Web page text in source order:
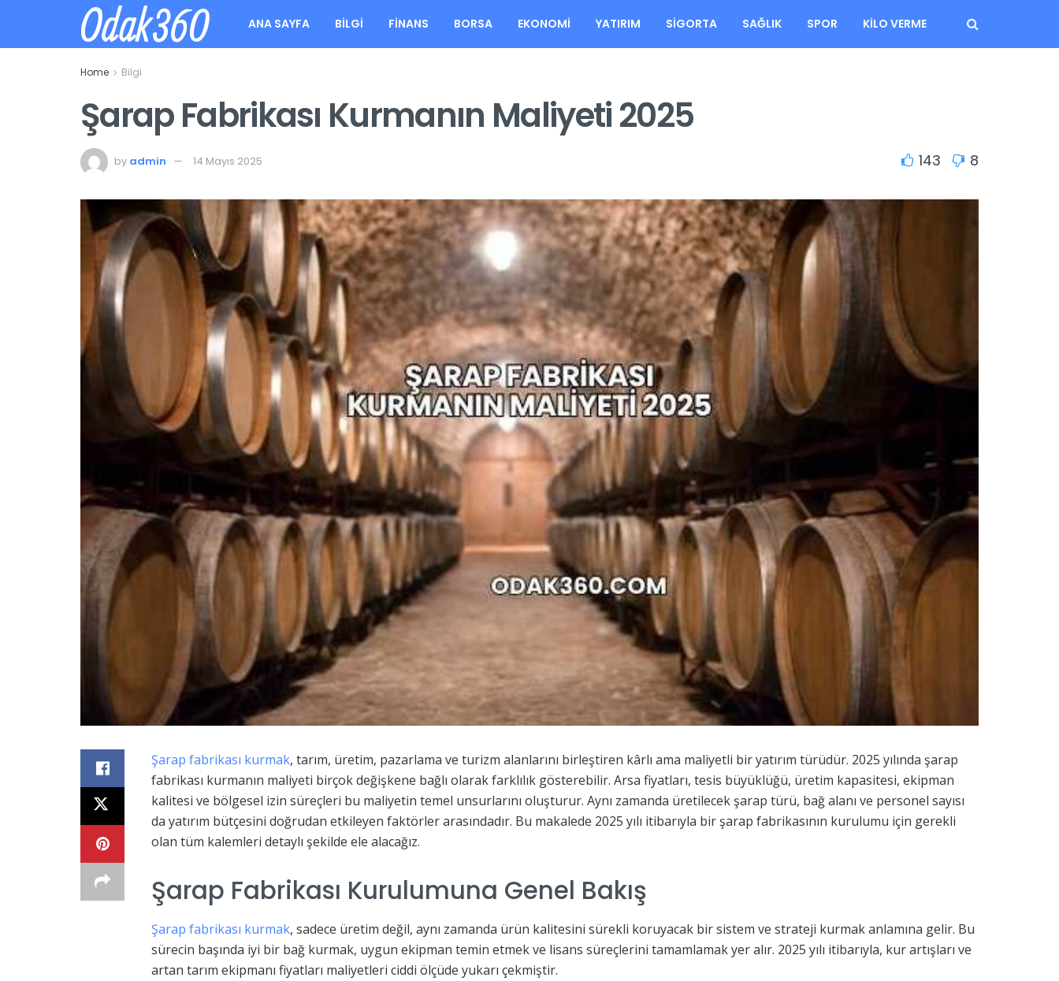
Odak360 ANA SAYFA BILGI FINANS BORSA EKONOMI YATIRIM SIGORTA SAĞLIK SPOR KILO VERME
Home Bilgi
Şarap Fabrikası Kurmanın Maliyeti 2025
by admin 14 Mayıs 2025 143 8
Şarap fabrikası kurmak, tarım, üretim, pazarlama ve turizm alanlarını birleştiren kârlı ama maliyetli bir yatırım türüdür. 2025 yılında şarap
fabrikası kurmanın maliyeti birçok değişkene bağlı olarak farklılık gösterebilir. Arsa fiyatları, tesis büyüklüğü, üretim kapasitesi, ekipman
kalitesi ve bölgesel izin süreçleri bu maliyetin temel unsurlarını oluşturur. Aynı zamanda üretilecek şarap türü, bağ alanı ve personel sayısı
da yatırım bütçesini doğrudan etkileyen faktörler arasındadır. Bu makalede 2025 yılı itibarıyla bir şarap fabrikasının kurulumu için gerekli
olan tüm kalemleri detaylı şekilde ele alacağız.
Şarap Fabrikası Kurulumuna Genel Bakış
Şarap fabrikası kurmak, sadece üretim değil, aynı zamanda ürün kalitesini sürekli koruyacak bir sistem ve strateji kurmak anlamına gelir. Bu
sürecin başında iyi bir bağ kurmak, uygun ekipman temin etmek ve lisans süreçlerini tamamlamak yer alır. 2025 yılı itibarıyla, kur artışları ve
artan tarım ekipmanı fiyatları maliyetleri ciddi ölçüde yukarı çekmiştir.